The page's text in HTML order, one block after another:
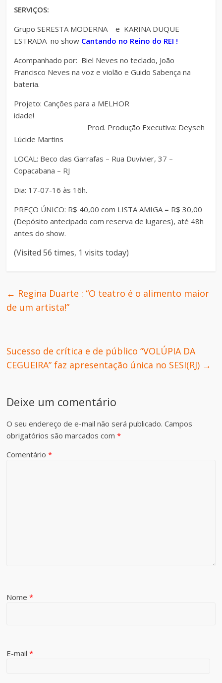
SERVIÇOS:
Grupo SERESTA MODERNA e KARINA DUQUE
ESTRADA no show Cantando no Reino do REI !
Acompanhado por: Biel Neves no teclado, João
Francisco Neves na voz e violão e Guido Sabença na
bateria.
Projeto: Canções para a MELHOR
idade!
Prod. Produção Executiva: Deyseh
Lúcide Martins
LOCAL: Beco das Garrafas – Rua Duvivier, 37 –
Copacabana – RJ
Dia: 17-07-16 às 16h.
PREÇO ÚNICO: R$ 40,00 com LISTA AMIGA = R$ 30,00
(Depósito antecipado com reserva de lugares), até 48h
antes do show.
(Visited 56 times, 1 visits today)
← Regina Duarte : “O teatro é o alimento maior
de um artista!”
Sucesso de crítica e de público “VOLÚPIA DA
CEGUEIRA” faz apresentação única no SESI(RJ) →
Deixe um comentário
O seu endereço de e-mail não será publicado. Campos
obrigatórios são marcados com*
Comentário*
Nome*
E-mail*